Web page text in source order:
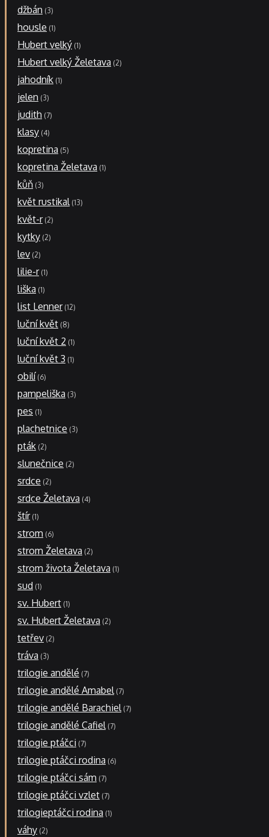
džbán 3
housle 1
Hubert velký 1
Hubert velký Želetava 2
jahodník 1
jelen 3
judith 7
klasy 4
kopretina 5
kopretina Želetava 1
kůň 3
květ rustikal 13
květ-r 2
kytky 2
lev 2
lilie-r 1
liška 1
list Lenner 12
luční květ 8
luční květ 2 1
luční květ 3 1
obilí 6
pampeliška 3
pes 1
plachetnice 3
pták 2
slunečnice 2
srdce 2
srdce Želetava 4
štír 1
strom 6
strom Želetava 2
strom života Želetava 1
sud 1
sv. Hubert 1
sv. Hubert Želetava 2
tetřev 2
tráva 3
trilogie andělé 7
trilogie andělé Amabel 7
trilogie andělé Barachiel 7
trilogie andělé Cafiel 7
trilogie ptáčci 7
trilogie ptáčci rodina 6
trilogie ptáčci sám 7
trilogie ptáčci vzlet 7
trilogieptáčci rodina 1
váhy 2